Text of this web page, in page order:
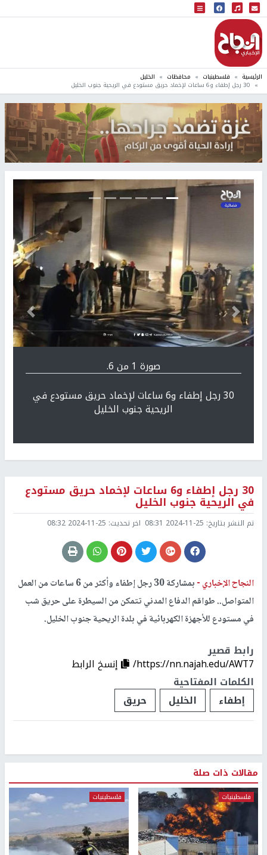
البث المباشر
إذاعة النجاح
الرئيسية فلسطينيات محافظات الخليل
30 رجل إطفاء و6 ساعات لإخماد حريق مستودع في الريحية جنوب الخليل
صورة 1 من 6.
30 رجل إطفاء و6 ساعات لإخماد حريق مستودع في
الريحية جنوب الخليل
Previous التالي
30 رجل إطفاء و6 ساعات لإخماد حريق مستودع
في الريحية جنوب الخليل
تم النشر بتاريخ: 2024-11-25 08:31 اخر تحديث: 2024-11-25 08:32
النجاح الإخباري -
بمشاركة 30 رجل إطفاء وأكثر من 6 ساعات من العمل
المتواصل.. طواقم الدفاع المدني تتمكن من السيطرة على حريق شب
في مستودع للأجهزة الكهربائية في بلدة الريحية جنوب الخليل.
رابط قصير
https://nn.najah.edu/AWT7/
إنسخ الرابط
الكلمات المفتاحية
إطفاء
الخليل حريق
مقالات ذات صلة
فلسطينيات فلسطينيات